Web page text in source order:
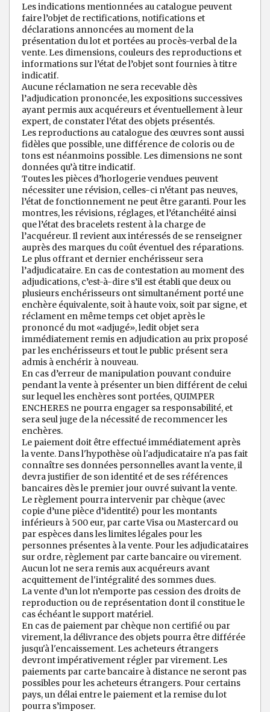
Les indications mentionnées au catalogue peuvent
faire l’objet de rectifications, notifications et
déclarations annoncées au moment de la
présentation du lot et portées au procès-verbal de la
vente. Les dimensions, couleurs des reproductions et
informations sur l’état de l’objet sont fournies à titre
indicatif.
Aucune réclamation ne sera recevable dès
l’adjudication prononcée, les expositions successives
ayant permis aux acquéreurs et éventuellement à leur
expert, de constater l’état des objets présentés.
Les reproductions au catalogue des œuvres sont aussi
fidèles que possible, une différence de coloris ou de
tons est néanmoins possible. Les dimensions ne sont
données qu’à titre indicatif.
Toutes les pièces d’horlogerie vendues peuvent
nécessiter une révision, celles-ci n’étant pas neuves,
l’état de fonctionnement ne peut être garanti. Pour les
montres, les révisions, réglages, et l’étanchéité ainsi
que l’état des bracelets restent à la charge de
l’acquéreur. Il revient aux intéressés de se renseigner
auprès des marques du coût éventuel des réparations.
Le plus offrant et dernier enchérisseur sera
l’adjudicataire. En cas de contestation au moment des
adjudications, c’est-à-dire s’il est établi que deux ou
plusieurs enchérisseurs ont simultanément porté une
enchère équivalente, soit à haute voix, soit par signe, et
réclament en même temps cet objet après le
prononcé du mot «adjugé», ledit objet sera
immédiatement remis en adjudication au prix proposé
par les enchérisseurs et tout le public présent sera
admis à enchérir à nouveau.
En cas d’erreur de manipulation pouvant conduire
pendant la vente à présenter un bien différent de celui
sur lequel les enchères sont portées, QUIMPER
ENCHERES ne pourra engager sa responsabilité, et
sera seul juge de la nécessité de recommencer les
enchères.
Le paiement doit être effectué immédiatement après
la vente. Dans l'hypothèse où l'adjudicataire n'a pas fait
connaître ses données personnelles avant la vente, il
devra justifier de son identité et de ses références
bancaires dès le premier jour ouvré suivant la vente.
Le règlement pourra intervenir par chèque (avec
copie d’une pièce d’identité) pour les montants
inférieurs à 500 eur, par carte Visa ou Mastercard ou
par espèces dans les limites légales pour les
personnes présentes à la vente. Pour les adjudicataires
sur ordre, règlement par carte bancaire ou virement.
Aucun lot ne sera remis aux acquéreurs avant
acquittement de l'intégralité des sommes dues.
La vente d’un lot n’emporte pas cession des droits de
reproduction ou de représentation dont il constitue le
cas échéant le support matériel.
En cas de paiement par chèque non certifié ou par
virement, la délivrance des objets pourra être différée
jusqu'à l'encaissement. Les acheteurs étrangers
devront impérativement régler par virement. Les
paiements par carte bancaire à distance ne seront pas
possibles pour les acheteurs étrangers. Pour certains
pays, un délai entre le paiement et la remise du lot
pourra s’imposer.